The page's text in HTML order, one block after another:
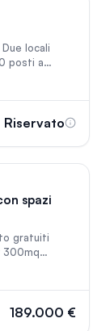
locali
di
locale
Riservato
spazi
gratuiti
300mq
pranzo e
tutte
189.000 €